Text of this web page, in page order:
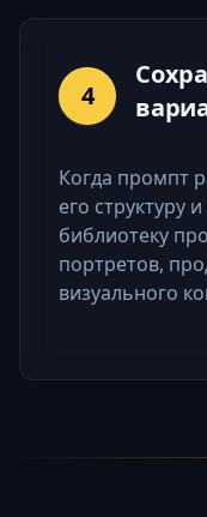
4
Когда промпт
его структуру
библиотеку
портретов,
визуального